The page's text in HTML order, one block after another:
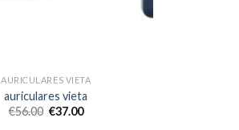
AURICULARES VIETA
auriculares vieta
€56.00 €37.00